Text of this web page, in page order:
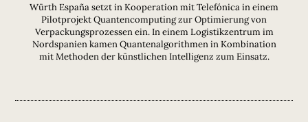
Würth España setzt in Kooperation mit Telefónica in einem
Pilotprojekt Quantencomputing zur Optimierung von
Verpackungsprozessen ein. In einem Logistikzentrum im
Nordspanien kamen Quantenalgorithmen in Kombination
mit Methoden der künstlichen Intelligenz zum Einsatz.